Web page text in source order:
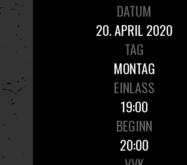
DATUM
20. APRIL 2020
TAG
MONTAG
EINLASS
19:00
BEGINN
20:00